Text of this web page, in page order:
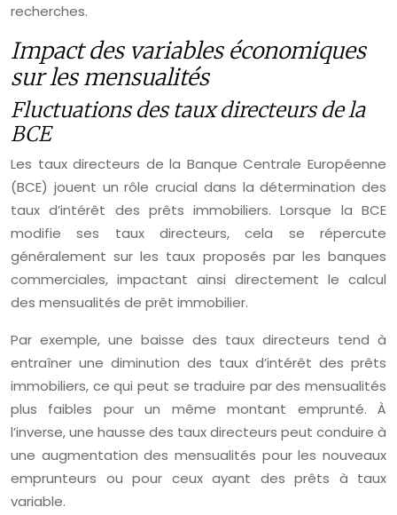
recherches.
Impact des variables économiques
sur les mensualités
Fluctuations des taux directeurs de la
BCE
Les taux directeurs de la Banque Centrale Européenne
(BCE) jouent un rôle crucial dans la détermination des
taux d’intérêt des prêts immobiliers. Lorsque la BCE
modifie ses taux directeurs, cela se répercute
généralement sur les taux proposés par les banques
commerciales, impactant ainsi directement le calcul
des mensualités de prêt immobilier.
Par exemple, une baisse des taux directeurs tend à
entraîner une diminution des taux d’intérêt des prêts
immobiliers, ce qui peut se traduire par des mensualités
plus faibles pour un même montant emprunté. À
l’inverse, une hausse des taux directeurs peut conduire à
une augmentation des mensualités pour les nouveaux
emprunteurs ou pour ceux ayant des prêts à taux
variable.